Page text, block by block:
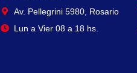
Av. Pellegrini 5980, Rosario
Lun a Vier 08 a 18 hs.